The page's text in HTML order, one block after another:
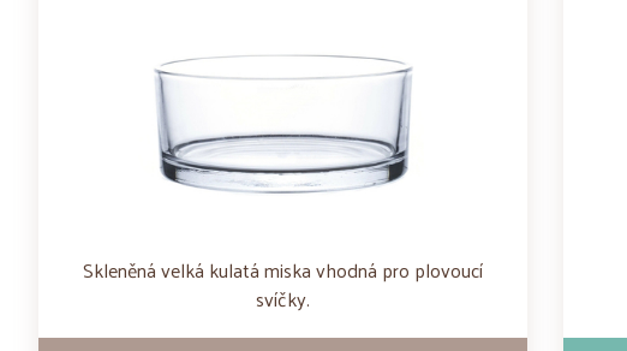
Skleněná velká kulatá miska vhodná pro plovoucí
svíčky.